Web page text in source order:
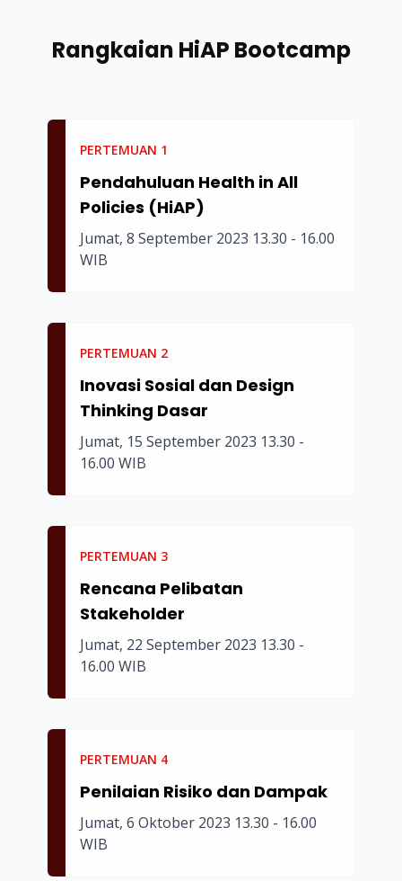
Rangkaian HiAP Bootcamp
PERTEMUAN 1
Pendahuluan Health in All
Policies (HiAP)
Jumat, 8 September 2023 13.30 - 16.00
WIB
PERTEMUAN 2
Inovasi Sosial dan Design
Thinking Dasar
Jumat, 15 September 2023 13.30 -
16.00 WIB
PERTEMUAN 3
Rencana Pelibatan
Stakeholder
Jumat, 22 September 2023 13.30 -
16.00 WIB
PERTEMUAN 4
Penilaian Risiko dan Dampak
Jumat, 6 Oktober 2023 13.30 - 16.00
WIB